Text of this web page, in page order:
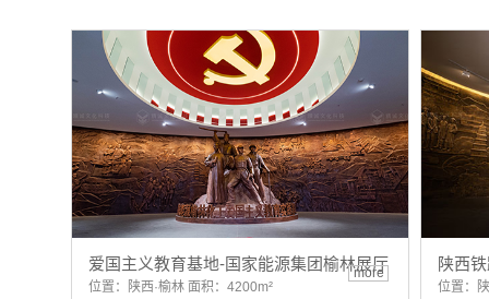
爱国主义教育基地-国家能源集团榆林展厅
位置：陕西·榆林 面积：4200m²
more 陕西
位置：